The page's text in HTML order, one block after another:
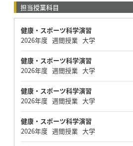
担当授業科目
健康・スポーツ科学演習
2026年度 週間授業 大学
健康・スポーツ科学演習
2026年度 週間授業 大学
健康・スポーツ科学演習
2026年度 週間授業 大学
健康・スポーツ科学演習
2026年度 週間授業 大学